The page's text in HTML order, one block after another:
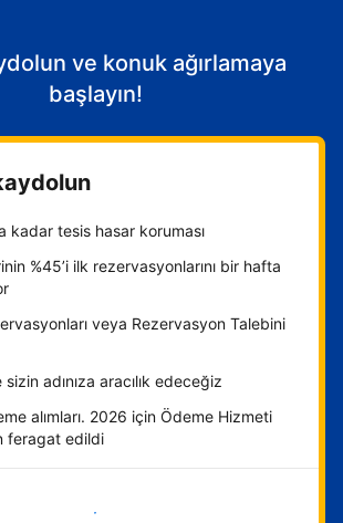
ve konuk ağırlamaya
başlayın!
kadar tesis hasar koruması
%45’i ilk rezervasyonlarını bir hafta
veya Rezervasyon Talebini
adınıza aracılık edeceğiz
alımları. 2026 için Ödeme Hizmeti
feragat edildi
Hemen başla